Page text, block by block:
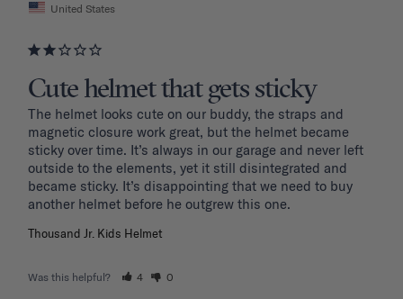
United States
Cute helmet that gets sticky
The helmet looks cute on our buddy, the straps and
magnetic closure work great, but the helmet became
sticky over time. It’s always in our garage and never left
outside to the elements, yet it still disintegrated and
became sticky. It’s disappointing that we need to buy
another helmet before he outgrew this one.
Thousand Jr. Kids Helmet
Was this helpful? 4 0